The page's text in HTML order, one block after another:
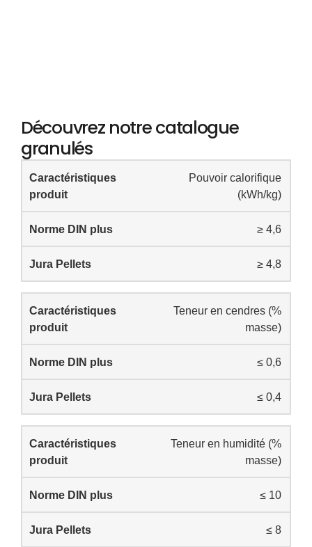
Découvrez notre catalogue
granulés
Pouvoir calorifique
(kWh/kg)
≥ 4,6
≥ 4,8
Teneur en cendres (%
masse)
≤ 0,6
≤ 0,4
Teneur en humidité (%
masse)
≤ 10
≤ 8